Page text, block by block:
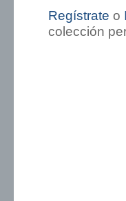
Regístrate o
colección